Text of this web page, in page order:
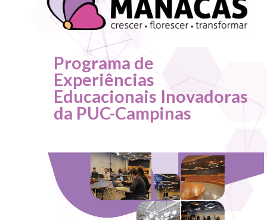
Programa de
Experiências
Educacionais Inovadoras
da PUC-Campinas